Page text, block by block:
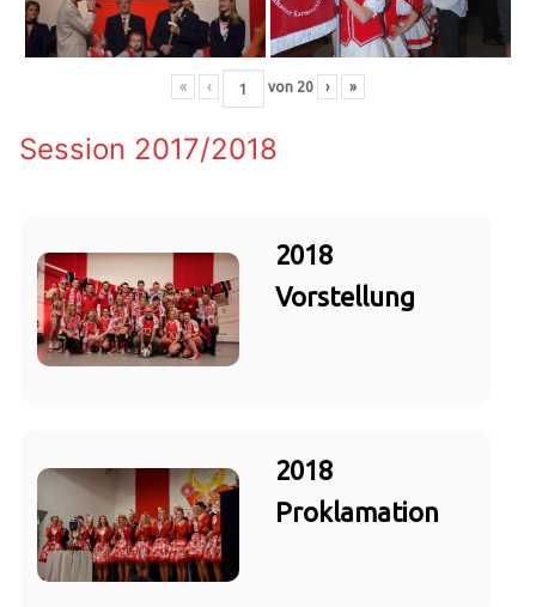
« ‹ von 20 › »
Session 2017/2018
2018
Vorstellung
2018
Proklamation